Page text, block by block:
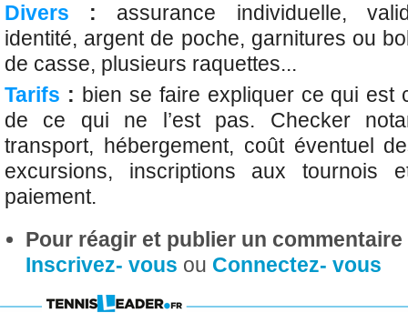
Divers : assurance individuelle,
identité, argent de poche, garnitures ou
de casse, plusieurs raquettes...
Tarifs : bien se faire expliquer ce qui est
de ce qui ne l’est pas. Checker
transport, hébergement, coût éventuel
excursions, inscriptions aux tournois
paiement.
Pour réagir et publier un
Inscrivez- vous ou Connectez- vous